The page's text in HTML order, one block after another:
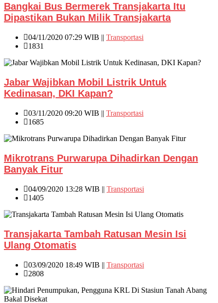
Bangkai Bus Bermerek Transjakarta Itu
Dipastikan Bukan Milik Transjakarta
04/11/2020 07:29 WIB || Transportasi
1831
Jabar Wajibkan Mobil Listrik Untuk
Kedinasan, DKI Kapan?
03/11/2020 09:20 WIB || Transportasi
1685
Mikrotrans Purwarupa Dihadirkan Dengan
Banyak Fitur
04/09/2020 13:28 WIB || Transportasi
1405
Transjakarta Tambah Ratusan Mesin Isi
Ulang Otomatis
03/09/2020 18:49 WIB || Transportasi
2808